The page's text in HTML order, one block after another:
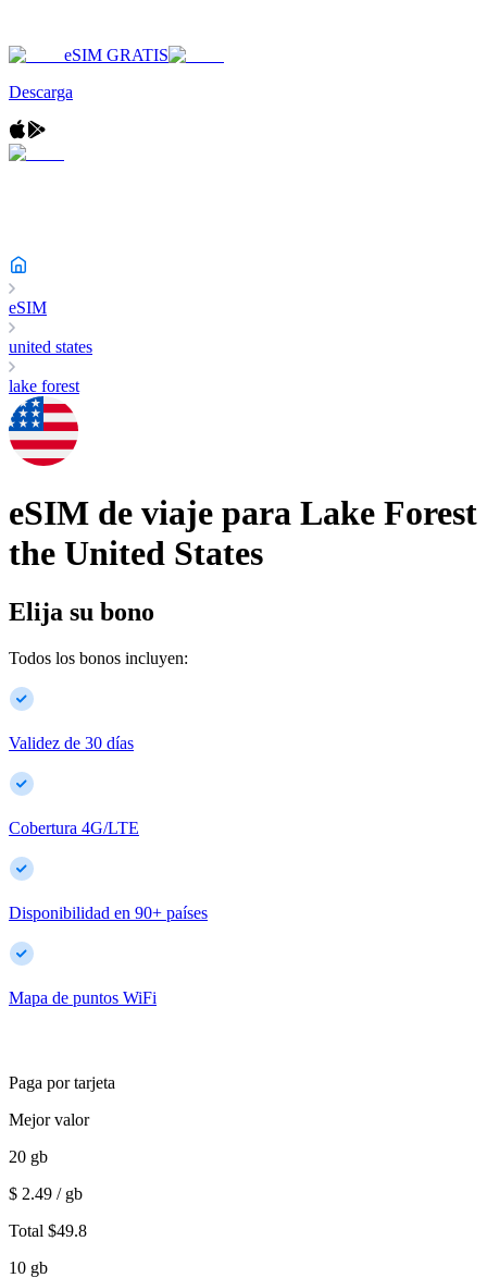
eSIM GRATIS
Descarga
eSIM
united states
lake forest
eSIM de viaje para Lake Forest
the United States
Elija su bono
Todos los bonos incluyen:
Validez de 30 días
Cobertura 4G/LTE
Disponibilidad en 90+ países
Mapa de puntos WiFi
Paga por tarjeta
Mejor valor
20 gb
$ 2.49 / gb
Total $49.8
10 gb